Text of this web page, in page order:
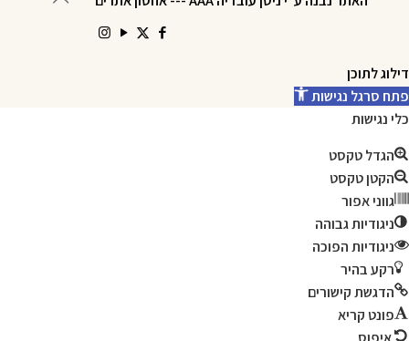
דילוג לתוכן
פתח סרגל נגישות
כלי נגישות
הגדל טקסט
הקטן טקסט
גווני אפור
ניגודיות גבוהה
ניגודיות הפוכה
רקע בהיר
הדגשת קישורים
פונט קריא